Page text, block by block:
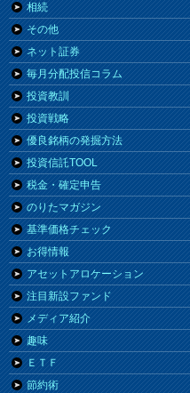
相続
その他
ネット証券
毎月分配投信コラム
投資教訓
投資戦略
優良銘柄の発掘方法
投資信託TOOL
税金・確定申告
のりたマガジン
基準価格チェック
お得情報
アセットアロケーション
注目新設ファンド
メディア紹介
趣味
ＥＴＦ
節約術